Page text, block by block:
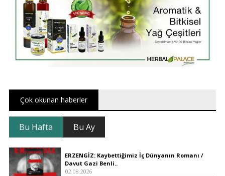
Çok okunan haberler
Bu Hafta Bu Ay
ERZENGİZ: Kaybettiğimiz İç Dünyanın Romanı /
Davut Gazi Benli..
02.08.2026